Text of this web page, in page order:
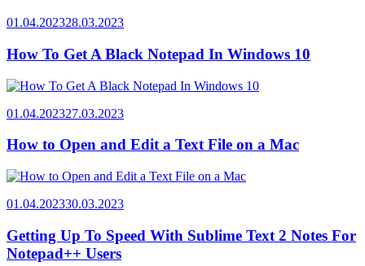
01.04.202328.03.2023
How To Get A Black Notepad In Windows 10
01.04.202327.03.2023
How to Open and Edit a Text File on a Mac
01.04.202330.03.2023
Getting Up To Speed With Sublime Text 2 Notes For
Notepad++ Users